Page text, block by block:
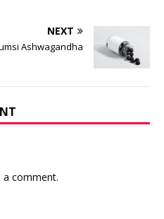
NEXT
Ashwagandha
comment.